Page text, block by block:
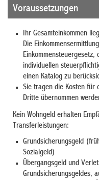
Voraussetzungen
Ihr Gesamteinkommen
Die
individuellen
einen Katalog zu
Sie tragen die Kosten für
Dritte übernommen
Kein Wohngeld erhalten
Transferleistungen:
Grundsicherungsgeld
Sozialgeld)
Übergangsgeld und
Grundsicherungsgeldes,